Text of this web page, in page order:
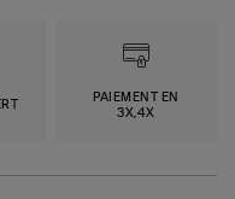
PAIEMENT EN
3X,4X